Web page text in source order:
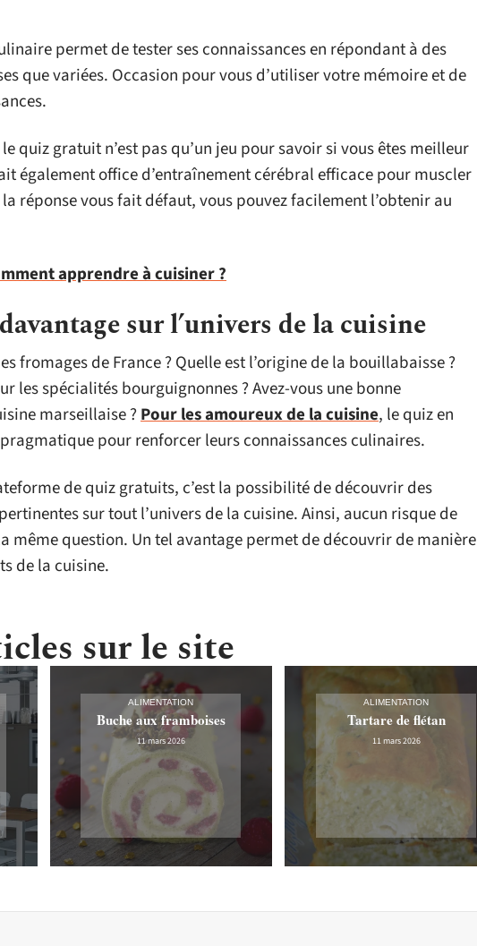
permet de tester ses connaissances en répondant à des
que variées. Occasion pour vous d’utiliser votre mémoire et de
quiz gratuit n’est pas qu’un jeu pour savoir si vous êtes meilleur
également office d’entraînement cérébral efficace pour muscler
réponse vous fait défaut, vous pouvez facilement l’obtenir au
apprendre à cuisiner ?
sur l’univers de la cuisine
fromages de France ? Quelle est l’origine de la bouillabaisse ?
les spécialités bourguignonnes ? Avez-vous une bonne
marseillaise ?Pour les amoureux de la cuisine, le quiz en
pour renforcer leurs connaissances culinaires.
de quiz gratuits, c’est la possibilité de découvrir des
sur tout l’univers de la cuisine. Ainsi, aucun risque de
même question. Un tel avantage permet de découvrir de manière
de la cuisine.
sur le site
ALIMENTATION
Buche aux framboises
11 mars 2026
ALIMENTATION
Tartare de flétan
11 mars 2026